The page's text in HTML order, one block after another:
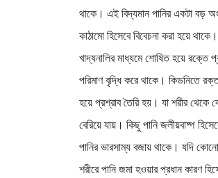
থাকে। এই বিদ্যমান পানির একটা বড়
কাঠামো হিসেবে বিবেচনা করা হয়ে
খাদ্যনালির মাধ্যমে শোষিত হয়ে রক্তে
পরিমাণ বৃদ্ধি করে থাকে। কিডনিতে
হয়ে প্রশ্রাব তৈরি হয়। যা শরীর
বেরিয়ে যায়। কিছু পানি জলীয়বাষ্প
পানির ভারসাম্য বজায় থাকে। যদি
শরীরে পানি জমা হওয়ার প্রধান কারণ